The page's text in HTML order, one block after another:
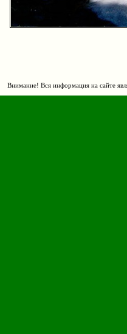
Внимание! Вся информация на сайте